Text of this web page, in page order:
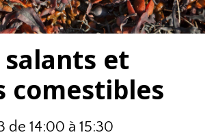
et
comestibles
de 14:00 à 15:30